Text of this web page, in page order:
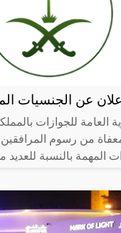
عن الجنسيات
العامة للجوازات
من رسوم
بالنسبة للعديد